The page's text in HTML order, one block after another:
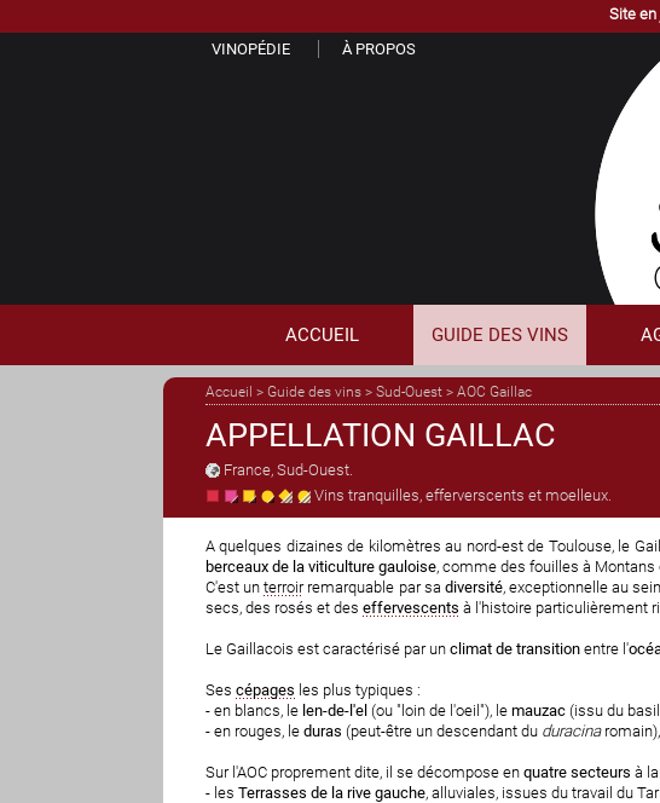
Accueil > Guide des vins > Sud-Ouest > AOC Gaillac
APPELLATION GAILLAC
France, Sud-Ouest.
Vins tranquilles, efferverscents et moelleux.
A quelques dizaines de kilomètres au nord-est de Toulouse, le
berceaux de la viticulture gauloise, comme des fouilles à Montans
C'est unterroirremarquable par sa diversité, exceptionnelle au
secs, des rosés et des effervescents à l'histoire particulièrement
Le Gaillacois est caractérisé par un climat de transition entre l'
Ses cépages les plus typiques :
- en blancs, le len-de-l'el (ou "loin de l'oeil"), le mauzac (issu du
- en rouges, le duras (peut-être un descendant du duracina
Sur l'AOC proprement dite, il se décompose en quatre secteurs à
- les Terrasses de la rive gauche, alluviales, issues du travail du
VINOPÉDIE À PROPOS
ACCUEIL GUIDE DES VINS
Site